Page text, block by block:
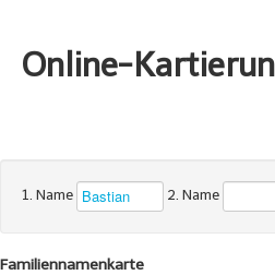
Online-
1. Name 2. Name
Familiennamenkarte